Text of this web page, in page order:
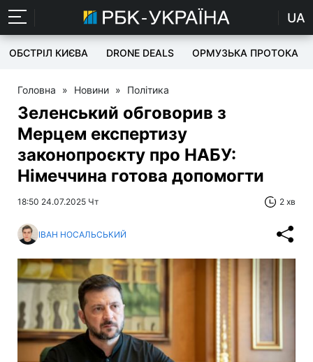
UA
ОБСТРІЛ КИЄВА DRONE DEALS ОРМУЗЬКА ПРОТОКА
Головна » Новини » Політика
Зеленський обговорив з
Мерцем експертизу
законопроєкту про НАБУ:
Німеччина готова допомогти
18:50 24.07.2025 Чт 2 хв
ІВАН НОСАЛЬСЬКИЙ